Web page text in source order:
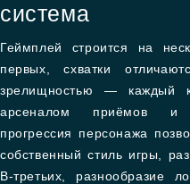
система
Геймплей строится на
первых, схватки
зрелищностью — каждый
арсеналом приёмов и
прогрессия персонажа
собственный стиль игры,
В-третьих, разнообразие